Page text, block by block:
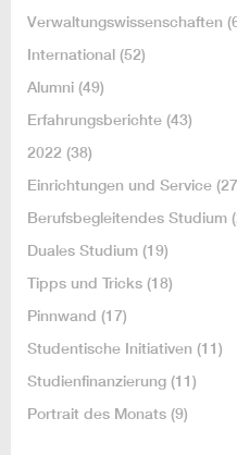
Verwaltungswissenschaften
International (52)
Alumni (49)
Erfahrungsberichte (43)
2022 (38)
Einrichtungen und Service
Berufsbegleitendes Studium
Duales Studium (19)
Tipps und Tricks (18)
Pinnwand (17)
Studentische Initiativen (11)
Studienfinanzierung (11)
Portrait des Monats (9)